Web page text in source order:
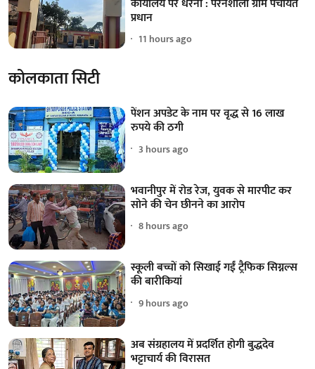
प्रधान
11 hours ago
कोलकाता सिटी
पेंशन अपडेट के नाम पर वृद्ध से 16 लाख
रुपये की ठगी
3 hours ago
भवानीपुर में रोड रेज, युवक से मारपीट कर
सोने की चेन छीनने का आरोप
8 hours ago
स्कूली बच्चों को सिखाई गईं ट्रैफिक सिग्नल्स
की बारीकियां
9 hours ago
अब संग्रहालय में प्रदर्शित होगी बुद्धदेव
भट्टाचार्य की विरासत